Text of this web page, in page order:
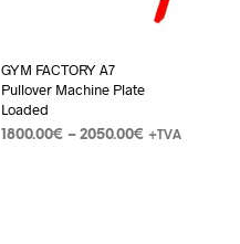
GYM FACTORY A7
Pullover Machine Plate
Loaded
1800.00€ – 2050.00€ +TVA